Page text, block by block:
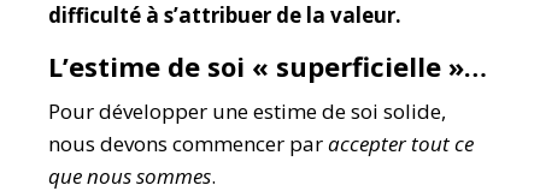
difficulté à s’attribuer de la valeur.
L’estime de soi « superficielle »…
Pour développer une estime de soi solide,
nous devons commencer paraccepter tout ce
que nous sommes.